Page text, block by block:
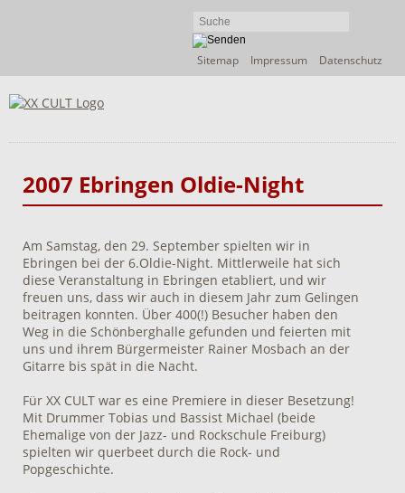
Navigation
Sitemap Impressum Datenschutz
2007 Ebringen Oldie-Night
Am Samstag, den 29. September spielten wir in
Ebringen bei der 6.Oldie-Night. Mittlerweile hat sich
diese Veranstaltung in Ebringen etabliert, und wir
freuen uns, dass wir auch in diesem Jahr zum Gelingen
beitragen konnten. Über 400(!) Besucher haben den
Weg in die Schönberghalle gefunden und feierten mit
uns und ihrem Bürgermeister Rainer Mosbach an der
Gitarre bis spät in die Nacht.
Für XX CULT war es eine Premiere in dieser Besetzung!
Mit Drummer Tobias und Bassist Michael (beide
Ehemalige von der Jazz- und Rockschule Freiburg)
spielten wir querbeet durch die Rock- und
Popgeschichte.